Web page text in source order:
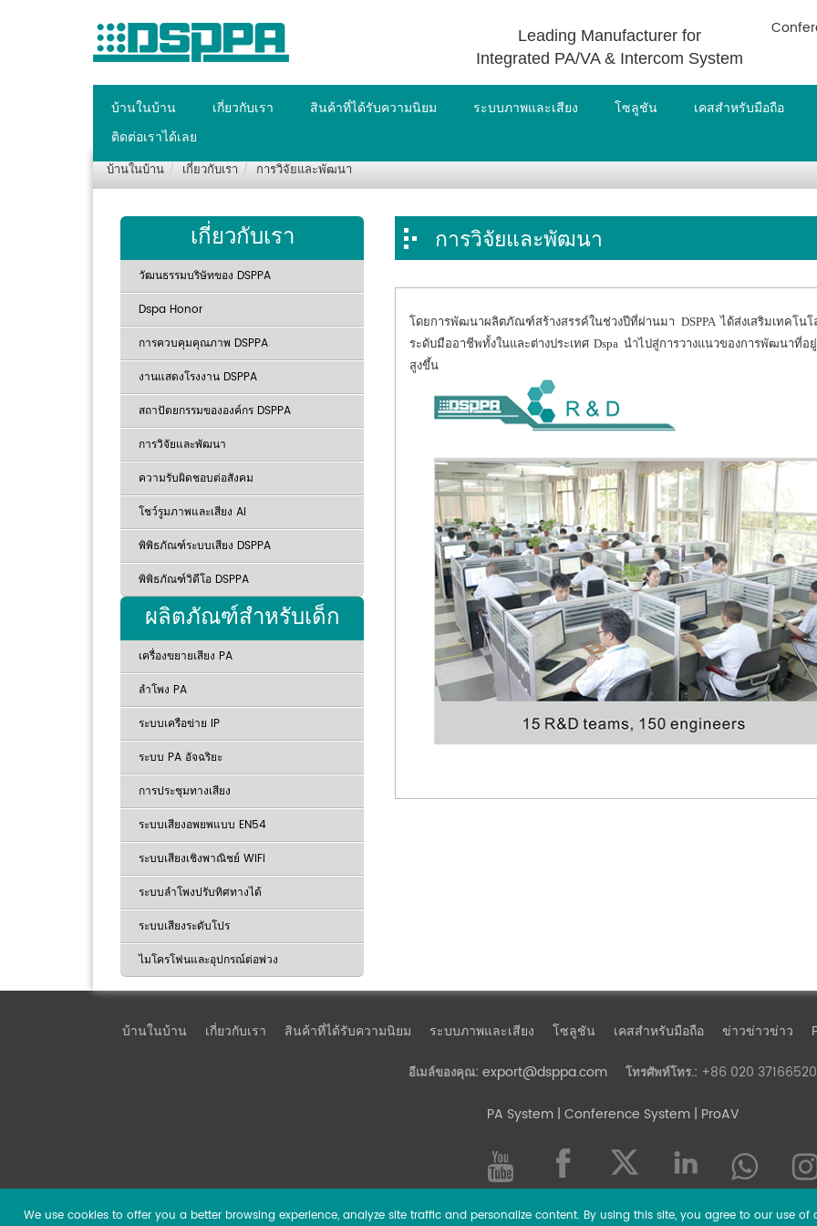
Leading Manufacturer for
Integrated PA/VA & Intercom System
บ้านในบ้าน เกี่ยวกับเรา สินค้าที่ได้รับความนิยม ระบบภาพและเสียง โซลูชัน
เคสสำหรับมือถือ
ติดต่อเราได้เลย
บ้านในบ้าน เกี่ยวกับเรา การวิจัยและพัฒนา
เกี่ยวกับเรา
วัฒนธรรมบริษัทของ DSPPA
Dspa Honor
การควบคุมคุณภาพ DSPPA
งานแสดงโรงงาน DSPPA
สถาปัตยกรรมขององค์กร DSPPA
การวิจัยและพัฒนา
ความรับผิดชอบต่อสังคม
โชว์รูมภาพและเสียง Ai
พิพิธภัณฑ์ระบบเสียง DSPPA
พิพิธภัณฑ์วิดีโอ DSPPA
ผลิตภัณฑ์สำหรับเด็ก
เครื่องขยายเสียง PA
ลำโพง PA
ระบบเครือข่าย IP
ระบบ PA อัจฉริยะ
การประชุมทางเสียง
ระบบเสียงอพยพแบบ EN54
ระบบเสียงเชิงพาณิชย์ WiFi
ระบบลำโพงปรับทิศทางได้
ระบบเสียงระดับโปร
ไมโครโฟนและอุปกรณ์ต่อพ่วง
การวิจัยและพัฒนา
โดยการพัฒนาผลิตภัณฑ์สร้างสรรค์ในช่วงปีที่ผ่านมา DSPPA ได้ส่งเสริมเทคโนโ
ระดับมืออาชีพทั้งในและต่างประเทศ Dspa นำไปสู่การวางแนวของการพัฒนาที่อยู่
สูงขึ้น
บ้านในบ้าน เกี่ยวกับเรา สินค้าที่ได้รับความนิยม ระบบภาพและเสียง โซลูชัน เคสสำหรับมือถือ ข่าวข่าวข่าว
อีเมล์ของคุณ: export@dsppa.com โทรศัพท์โทร.: +86 020 37166520
PA System| Conference System | ProAV
We use cookies to offer you a better browsing experience, analyze site traffic and personalize content. By using this site, you agree to our use of